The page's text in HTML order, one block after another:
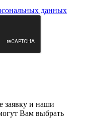
данных
заявку и наши
Вам выбрать